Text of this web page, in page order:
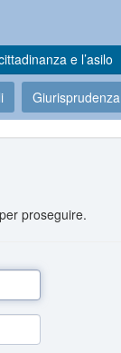
e l’asilo
Giurisprudenza
proseguire.